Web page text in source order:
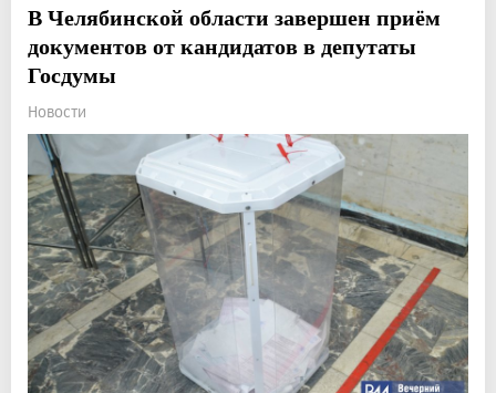
В Челябинской области завершен приём
документов от кандидатов в депутаты
Госдумы
Новости